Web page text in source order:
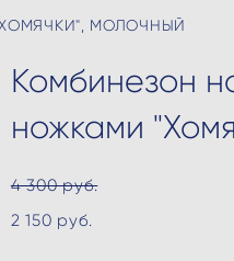
МОЛОЧНЫЙ
Комбинезон
ножками
4 300 pуб.
2 150 pуб.